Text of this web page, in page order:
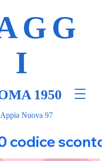
Nuova 97
I
1950
codice